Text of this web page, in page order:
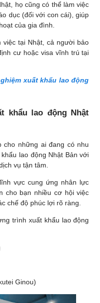
họ cũng có thể làm việc
dục (đối với con cái), giúp
của gia đình​.
việc tại Nhật, cả người bảo
cư hoặc visa vĩnh trú​ tại
xuất khẩu lao động
khẩu lao động Nhật
những ai đang có nhu
lao động Nhật Bản với
vụ tận tâm.
vực cung ứng nhân lực
cho bạn nhiều cơ hội việc
chế độ phúc lợi rõ ràng.
trình xuất khẩu lao động
Ginou)